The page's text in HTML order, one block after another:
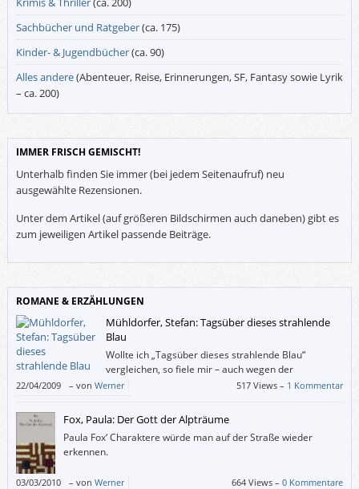
Sachbücher und Ratgeber(ca. 175)
Kinder- & Jugendbücher(ca. 90)
Alles andere(Abenteuer, Reise, Erinnerungen, SF, Fantasy sowie Lyrik
– ca. 200)
IMMER FRISCH GEMISCHT!
Unterhalb finden Sie immer (bei jedem Seitenaufruf) neu
ausgewählte Rezensionen.
Unter dem Artikel (auf größeren Bildschirmen auch daneben) gibt es
zum jeweiligen Artikel passende Beiträge.
ROMANE & ERZÄHLUNGEN
Mühldorfer, Stefan: Tagsüber dieses strahlende
Blau
Wollte ich „Tagsüber dieses strahlende Blau“
vergleichen, so fiele mir – auch wegen der
Männerperspektive – Richard Fords „Sportreporter“
ein. Stefan Mühldorfers Roman gibt sich allerdings souveräner, als er ist.
22/04/2009 – von Werner 517 Views – 1 Kommentar
Fox, Paula: Der Gott der Alpträume
Paula Fox‘ Charaktere würde man auf der Straße wieder
erkennen.
03/03/2010 – von Werner 664 Views –0 Kommentare